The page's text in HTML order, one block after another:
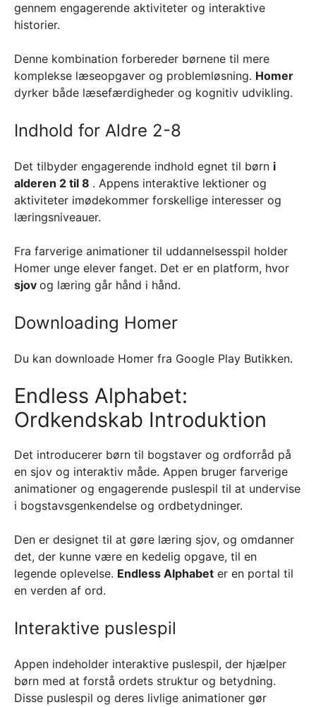
gennem engagerende aktiviteter og interaktive
historier.
Denne kombination forbereder børnene til mere
komplekse læseopgaver og problemløsning. Homer
dyrker både læsefærdigheder og kognitiv udvikling.
Indhold for Aldre 2-8
Det tilbyder engagerende indhold egnet til børn i
alderen 2 til 8 . Appens interaktive lektioner og
aktiviteter imødekommer forskellige interesser og
læringsniveauer.
Fra farverige animationer til uddannelsesspil holder
Homer unge elever fanget. Det er en platform, hvor
sjov og læring går hånd i hånd.
Downloading Homer
Du kan downloade Homer fra Google Play Butikken.
Endless Alphabet:
Ordkendskab Introduktion
Det introducerer børn til bogstaver og ordforråd på
en sjov og interaktiv måde. Appen bruger farverige
animationer og engagerende puslespil til at undervise
i bogstavsgenkendelse og ordbetydninger.
Den er designet til at gøre læring sjov, og omdanner
det, der kunne være en kedelig opgave, til en
legende oplevelse. Endless Alphabet er en portal til
en verden af ord.
Interaktive puslespil
Appen indeholder interaktive puslespil, der hjælper
børn med at forstå ordets struktur og betydning.
Disse puslespil og deres livlige animationer gør